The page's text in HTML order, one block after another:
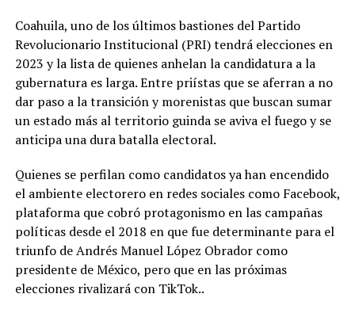
Coahuila, uno de los últimos bastiones del Partido
Revolucionario Institucional (PRI) tendrá elecciones en
2023 y la lista de quienes anhelan la candidatura a la
gubernatura es larga. Entre priístas que se aferran a no
dar paso a la transición y morenistas que buscan sumar
un estado más al territorio guinda se aviva el fuego y se
anticipa una dura batalla electoral.
Quienes se perfilan como candidatos ya han encendido
el ambiente electorero en redes sociales como Facebook,
plataforma que cobró protagonismo en las campañas
políticas desde el 2018 en que fue determinante para el
triunfo de Andrés Manuel López Obrador como
presidente de México, pero que en las próximas
elecciones rivalizará con TikTok..